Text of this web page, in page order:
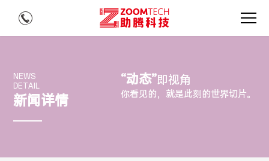
NEWS
DETAIL
新闻详情
“动态”即视角
你看见的，就是此刻的世界切片。